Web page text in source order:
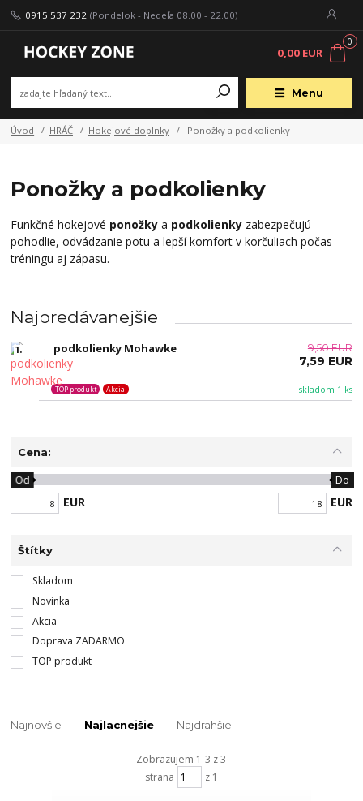
Menu
0915 537 232 (Pondelok - Nedeľa 08.00 - 22.00)
0
0,00 EUR
Úvod HRÁČ Hokejové doplnky Ponožky a podkolienky
Ponožky a podkolienky
Funkčné hokejové ponožkya podkolienky zabezpečujú
pohodlie, odvádzanie potu a lepší komfort v korčuliach počas
tréningu aj zápasu.
Najpredávanejšie
1. podkolienky Mohawke
skladom 1 ks
TOP produkt Akcia
9,50 EUR
7,59 EUR
Cena:
EUR
Od Do
EUR
Štítky
Skladom
Novinka
Akcia
Doprava ZADARMO
TOP produkt
Najnovšie Najlacnejšie Najdrahšie
Zobrazujem 1-3 z 3
strana
z 1